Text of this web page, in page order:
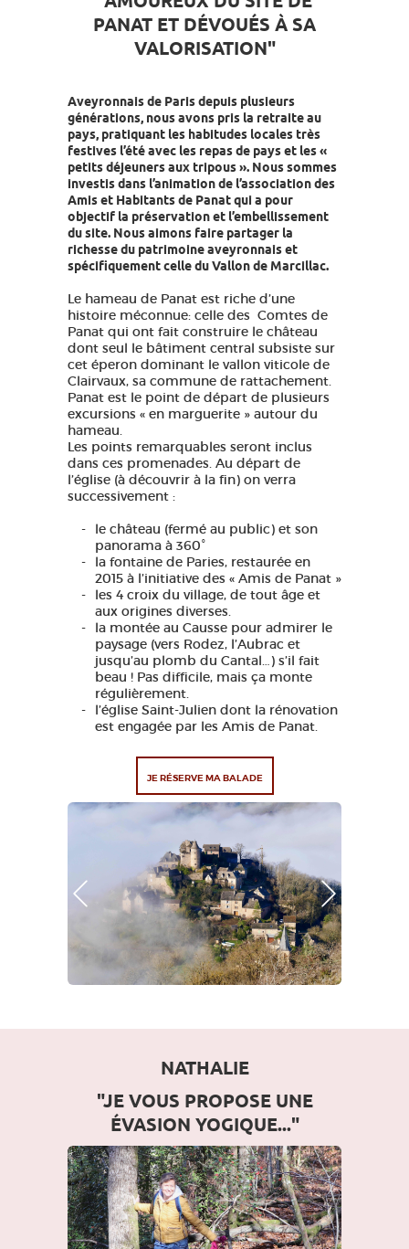
PANAT ET DÉVOUÉS À SA
VALORISATION"
Aveyronnais de Paris depuis plusieurs
générations, nous avons pris la retraite au
pays, pratiquant les habitudes locales très
festives l’été avec les repas de pays et les «
petits déjeuners aux tripous ». Nous sommes
investis dans l’animation de l’association des
Amis et Habitants de Panat qui a pour
objectif la préservation et l’embellissement
du site. Nous aimons faire partager la
richesse du patrimoine aveyronnais et
spécifiquement celle du Vallon de Marcillac.
Le hameau de Panat est riche d’une
histoire méconnue: celle des Comtes de
Panat qui ont fait construire le château
dont seul le bâtiment central subsiste sur
cet éperon dominant le vallon viticole de
Clairvaux, sa commune de rattachement.
Panat est le point de départ de plusieurs
excursions « en marguerite » autour du
hameau.
Les points remarquables seront inclus
dans ces promenades. Au départ de
l’église (à découvrir à la fin) on verra
successivement :
le château (fermé au public) et son
panorama à 360°
la fontaine de Paries, restaurée en
2015 à l’initiative des « Amis de Panat »
les 4 croix du village, de tout âge et
aux origines diverses.
la montée au Causse pour admirer le
paysage (vers Rodez, l’Aubrac et
jusqu’au plomb du Cantal…) s’il fait
beau ! Pas difficile, mais ça monte
régulièrement.
l’église Saint-Julien dont la rénovation
est engagée par les Amis de Panat.
JE RÉSERVE MA BALADE
NATHALIE
"JE VOUS PROPOSE UNE
ÉVASION YOGIQUE..."